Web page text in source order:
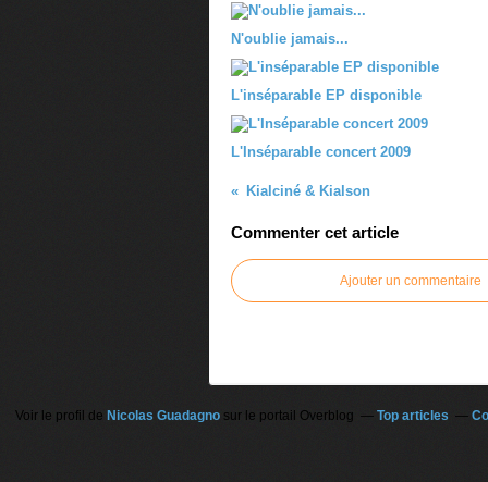
N'oublie jamais...
L'inséparable EP disponible
L'Inséparable concert 2009
Kialciné & Kialson
Commenter cet article
Ajouter un commentaire
Voir le profil de Nicolas Guadagnosur le portail Overblog Top articles